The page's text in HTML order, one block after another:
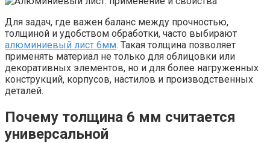
Для задач, где важен баланс между прочностью,
толщиной и удобством обработки, часто выбирают
алюминиевый лист 6мм. Такая толщина позволяет
применять материал не только для облицовки или
декоративных элементов, но и для более нагруженных
конструкций, корпусов, настилов и производственных
деталей.
Почему толщина 6 мм считается
универсальной